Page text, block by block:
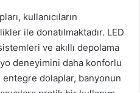
kullanıcıların
ile donatılmaktadır. LED
ve akıllı depolama
deneyimini daha konforlu
dolaplar, banyonun